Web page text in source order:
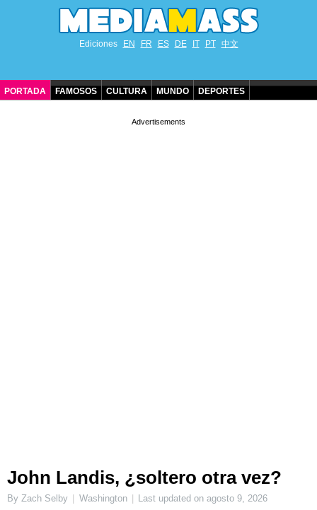
Ediciones EN FR ES DE IT PT 中文
PORTADA FAMOSOS CULTURA MUNDO DEPORTES
John Landis, ¿soltero otra vez?
By Zach Selby Washington Last updated onagosto 9, 2026